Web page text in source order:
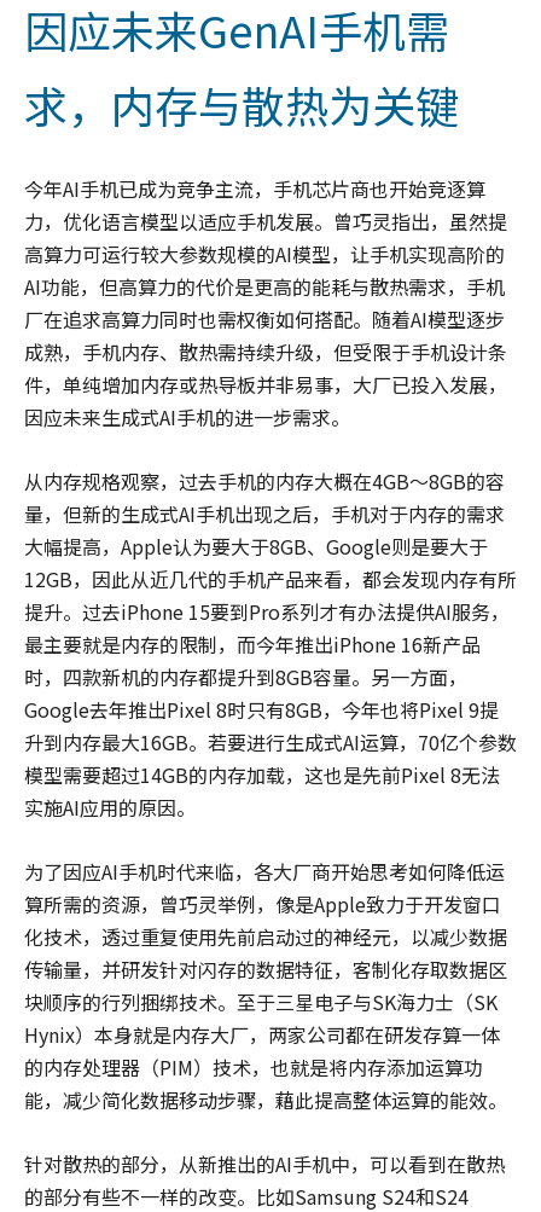
因应未来GenAI手机需
求，内存与散热为关键
今年AI手机已成为竞争主流，手机芯片商也开始竞逐算
力，优化语言模型以适应手机发展。曾巧灵指出，虽然提
高算力可运行较大参数规模的AI模型，让手机实现高阶的
AI功能，但高算力的代价是更高的能耗与散热需求，手机
厂在追求高算力同时也需权衡如何搭配。随着AI模型逐步
成熟，手机内存、散热需持续升级，但受限于手机设计条
件，单纯增加内存或热导板并非易事，大厂已投入发展，
因应未来生成式AI手机的进一步需求。
从内存规格观察，过去手机的内存大概在4GB～8GB的容
量，但新的生成式AI手机出现之后，手机对于内存的需求
大幅提高，Apple认为要大于8GB、Google则是要大于
12GB，因此从近几代的手机产品来看，都会发现内存有所
提升。过去iPhone 15要到Pro系列才有办法提供AI服务，
最主要就是内存的限制，而今年推出iPhone 16新产品
时，四款新机的内存都提升到8GB容量。另一方面，
Google去年推出Pixel 8时只有8GB，今年也将Pixel 9提
升到内存最大16GB。若要进行生成式AI运算，70亿个参数
模型需要超过14GB的内存加载，这也是先前Pixel 8无法
实施AI应用的原因。
为了因应AI手机时代来临，各大厂商开始思考如何降低运
算所需的资源，曾巧灵举例，像是Apple致力于开发窗口
化技术，透过重复使用先前启动过的神经元，以减少数据
传输量，并研发针对闪存的数据特征，客制化存取数据区
块顺序的行列捆绑技术。至于三星电子与SK海力士（SK
Hynix）本身就是内存大厂，两家公司都在研发存算一体
的内存处理器（PIM）技术，也就是将内存添加运算功
能，减少简化数据移动步骤，藉此提高整体运算的能效。
针对散热的部分，从新推出的AI手机中，可以看到在散热
的部分有些不一样的改变。比如Samsung S24和S24